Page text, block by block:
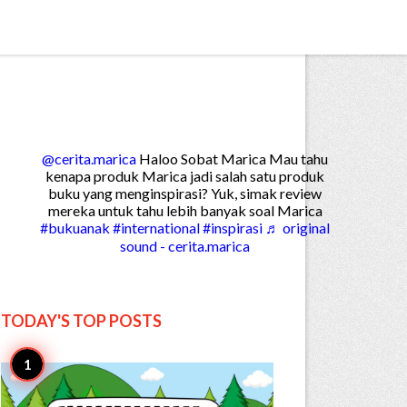
@cerita.marica Haloo Sobat Marica Mau tahu
kenapa produk Marica jadi salah satu produk
buku yang menginspirasi? Yuk, simak review
mereka untuk tahu lebih banyak soal Marica
#bukuanak #international#inspirasi ♬ original
sound - cerita.marica
TODAY'S TOPPOSTS